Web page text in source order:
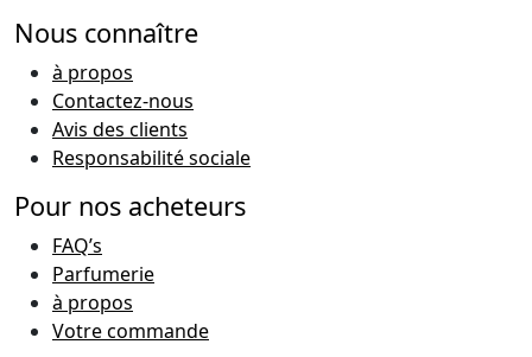
Nous connaître
à propos
Contactez-nous
Avis des clients
Responsabilité sociale
Pour nos acheteurs
FAQ’s
Parfumerie
à propos
Votre commande